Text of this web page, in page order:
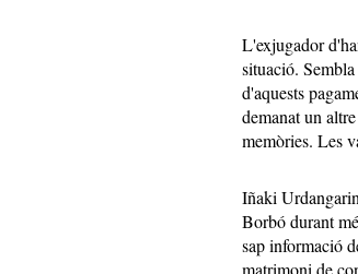
L'exjugador
situació.
d'aquests
demanat un
memòries. Les
Iñaki
Borbó durant
sap informació
matrimoni de